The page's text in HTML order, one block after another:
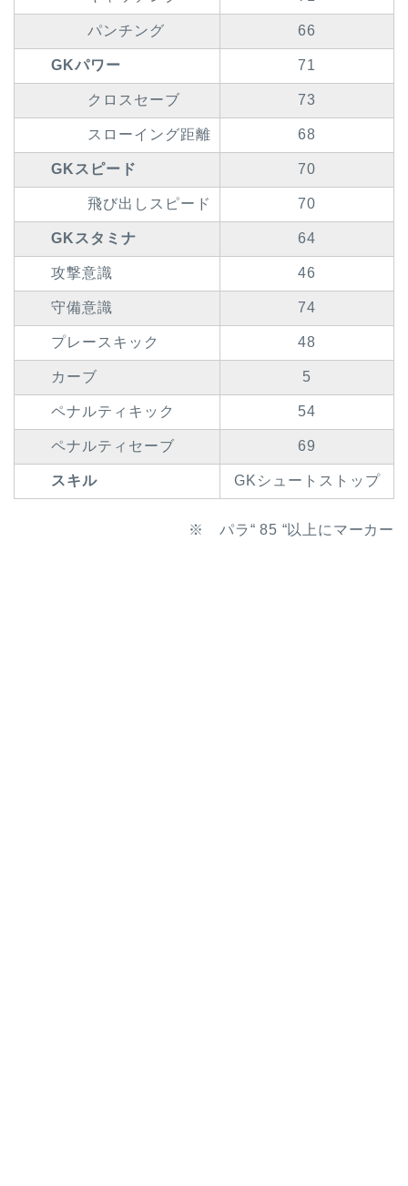
パンチング 66
GKパワー 71
クロスセーブ 73
スローイング距離 68
GKスピード 70
飛び出しスピード 70
GKスタミナ 64
攻撃意識 46
守備意識 74
プレースキック 48
カーブ 5
ペナルティキック 54
ペナルティセーブ 69
スキル GKシュートストップ
※ パラ“ 85 “以上にマーカー